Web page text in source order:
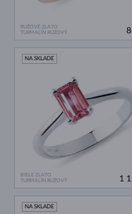
RUŽOVÉ ZLATO
TURMALÍN RUŽOVÝ
BIELE ZLATO
TURMALÍN RUŽOVÝ
NA SKLADE
1
NA SKLADE